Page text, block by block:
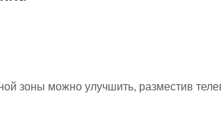
зоны можно улучшить, разместив